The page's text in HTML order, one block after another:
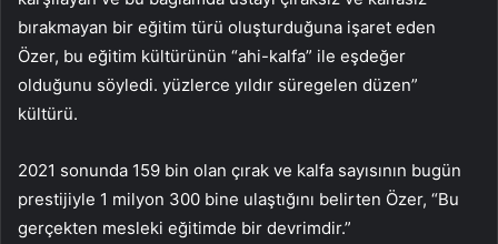
bırakmayan bir eğitim türü oluşturduğuna işaret eden
Özer, bu eğitim kültürünün “ahi-kalfa” ile eşdeğer
olduğunu söyledi. yüzlerce yıldır süregelen düzen”
kültürü.
2021 sonunda 159 bin olan çırak ve kalfa sayısının bugün
prestijiyle 1 milyon 300 bine ulaştığını belirten Özer, “Bu
gerçekten mesleki eğitimde bir devrimdir.”